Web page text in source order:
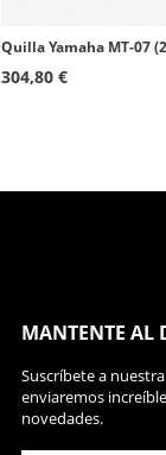
Quilla Yamaha MT-07
304,80 €
MANTENTE AL
Suscríbete a
enviaremos
novedades.